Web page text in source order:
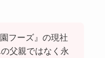
フーズ』の現社
父親ではなく永